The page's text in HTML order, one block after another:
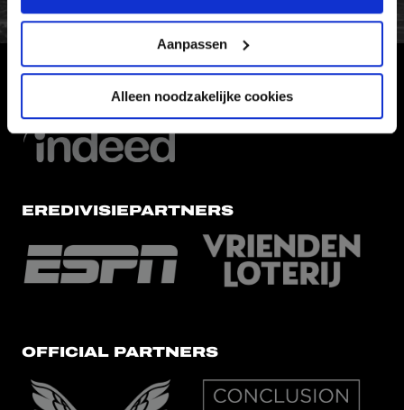
Aanpassen
Alleen noodzakelijke cookies
HOOFDSPONSOR
EREDIVISIEPARTNERS
OFFICIAL PARTNERS